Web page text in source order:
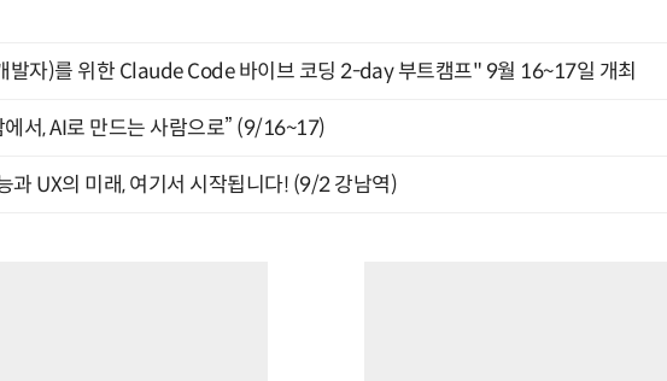
발자)를 위한 Claude Code 바이브 코딩 2-day 부트캠프" 9월 16~17일 개최
에서, AI로 만드는 사람으로” (9/16~17)
과 UX의 미래, 여기서 시작됩니다! (9/2 강남역)